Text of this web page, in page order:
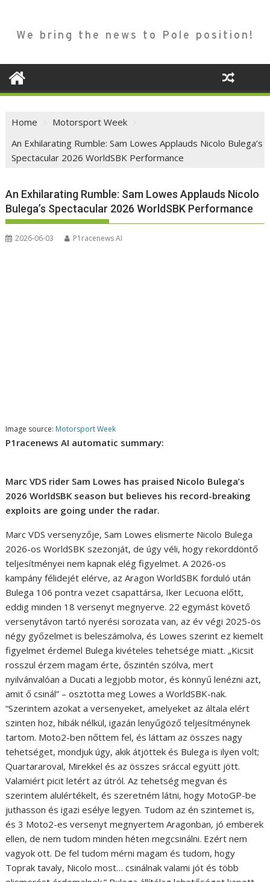
We bring the news to Pole position!
Home
Motorsport Week
An Exhilarating Rumble: Sam Lowes Applauds Nicolo Bulega’s
Spectacular 2026 WorldSBK Performance
An Exhilarating Rumble: Sam Lowes Applauds Nicolo
Bulega’s Spectacular 2026 WorldSBK Performance
2026-06-03 P1racenews AI
Image source: Motorsport Week
P1racenews AI automatic summary:
Marc VDS rider Sam Lowes has praised Nicolo Bulega’s
2026 WorldSBK season but believes his record-breaking
exploits are going under the radar.
Marc VDS versenyzője, Sam Lowes elismerte Nicolo Bulega
2026-os WorldSBK szezonját, de úgy véli, hogy rekorddöntő
teljesítményei nem kapnak elég figyelmet. A 2026-os
kampány félidejét elérve, az Aragon WorldSBK forduló után
Bulega 106 pontra vezet csapattársa, Iker Lecuona előtt,
eddig minden 18 versenyt megnyerve. 22 egymást követő
versenytávon tartó nyerési sorozata van, az év végi 2025-ös
négy győzelmet is beleszámolva, és Lowes szerint ez kiemelt
figyelmet érdemel Bulega kivételes tehetsége miatt. „Kicsit
rosszul érzem magam érte, őszintén szólva, mert
nyilvánvalóan a Ducati a legjobb motor, és könnyű lenézni azt,
amit ő csinál” – osztotta meg Lowes a WorldSBK-nak.
“Szerintem azokat a versenyeket, amelyeket az általa elért
szinten hoz, hibák nélkül, igazán lenyűgöző teljesítménynek
tartom. Moto2-ben nőttem fel, és láttam az összes nagy
tehetséget, mondjuk úgy, akik átjöttek és Bulega is ilyen volt;
Quartararoval, Mirekkel és az összes sráccal együtt jött.
Valamiért picit letért az útról. Az tehetség megvan és
szerintem alulértékelt, és szeretném látni, hogy MotoGP-be
juthasson és igazi esélye legyen. Tudom az én szintemet is,
és 3 Moto2-es versenyt megnyertem Aragonban, jó emberek
ellen, de nem tudom minden héten megcsinálni. Ezért nem
vagyok ott. De fel tudom mérni magam és tudom, hogy
Toprak tavaly, Nicolo most… csinálnak valami jót és több